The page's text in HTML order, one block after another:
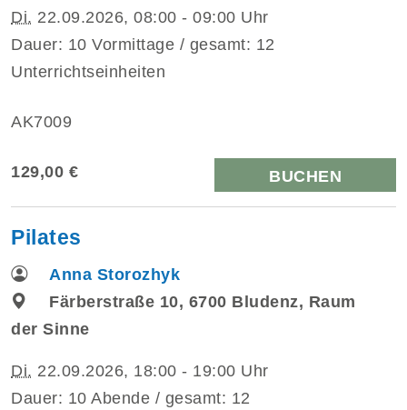
Di. 22.09.2026, 08:00 - 09:00 Uhr
Dauer: 10 Vormittage / gesamt: 12
Unterrichtseinheiten
AK7009
129,00 € BUCHEN
Pilates
Anna Storozhyk
Färberstraße 10, 6700 Bludenz, Raum
der Sinne
Di. 22.09.2026, 18:00 - 19:00 Uhr
Dauer: 10 Abende / gesamt: 12